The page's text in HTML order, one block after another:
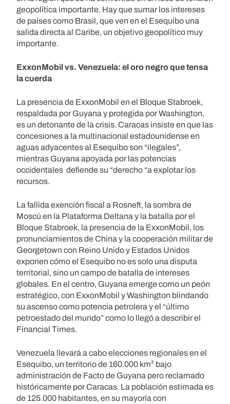
geopolítica importante. Hay que sumar los intereses
de países como Brasil, que ven en el Esequibo una
salida directa al Caribe, un objetivo geopolítico muy
importante.
ExxonMobil vs. Venezuela: el oro negro que tensa
la cuerda
La presencia de ExxonMobil en el Bloque Stabroek,
respaldada por Guyana y protegida por Washington,
es un detonante de la crisis. Caracas insiste en que las
concesiones a la multinacional estadounidense en
aguas adyacentes al Esequibo son “ilegales”,
mientras Guyana apoyada por las potencias
occidentales defiende su “derecho “a explotar los
recursos.
La fallida exención fiscal a Rosneft, la sombra de
Moscú en la Plataforma Deltana y la batalla por el
Bloque Stabroek, la presencia de la ExxonMobil, los
pronunciamientos de China y la cooperación militar de
Georgetown con Reino Unido y Estados Unidos
exponen cómo el Esequibo no es solo una disputa
territorial, sino un campo de batalla de intereses
globales. En el centro, Guyana emerge como un peón
estratégico, con ExxonMobil y Washington blindando
su ascenso como potencia petrolera y el “último
petroestado del mundo” como lo llegó a describir el
Financial Times.
Venezuela llevará a cabo elecciones regionales en el
Esequibo, un territorio de 160.000 km² bajo
administración de Facto de Guyana pero reclamado
históricamente por Caracas. La población estimada es
de 125.000 habitantes, en su mayoría con